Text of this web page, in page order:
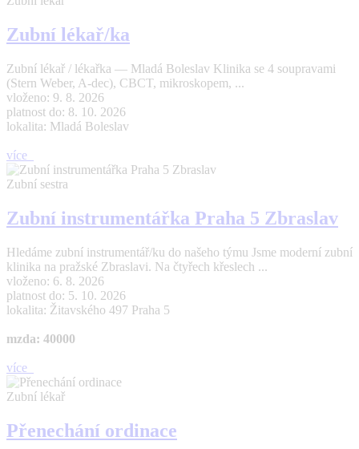
Zubní lékař/ka
Zubní lékař / lékařka — Mladá Boleslav Klinika se 4 soupravami
(Stern Weber, A-dec), CBCT, mikroskopem, ...
vloženo: 9. 8. 2026
platnost do: 8. 10. 2026
lokalita: Mladá Boleslav
více
Zubní sestra
Zubní instrumentářka Praha 5 Zbraslav
Hledáme zubní instrumentář/ku do našeho týmu Jsme moderní zubní
klinika na pražské Zbraslavi. Na čtyřech křeslech ...
vloženo: 6. 8. 2026
platnost do: 5. 10. 2026
lokalita: Žitavského 497 Praha 5
mzda: 40000
více
Zubní lékař
Přenechání ordinace